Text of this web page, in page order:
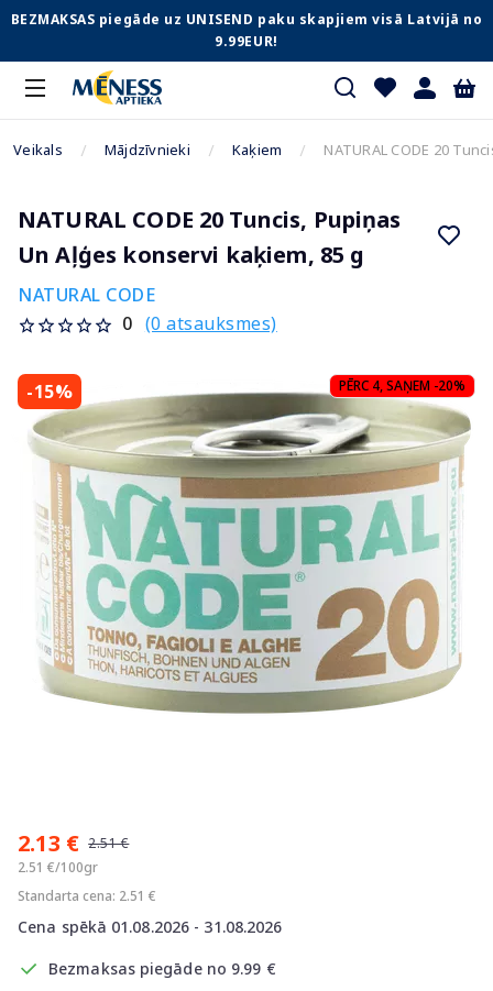
BEZMAKSAS piegāde uz UNISEND paku skapjiem visā Latvijā no
9.99EUR!
Veikals Mājdzīvnieki Kaķiem NATURAL CODE 20
NATURAL CODE 20 Tuncis, Pupiņas
Un Aļģes konservi kaķiem, 85 g
NATURAL CODE
0 (0 atsauksmes)
-15% PĒRC 4, SAŅEM -20%
2.13 € 2.51 €
2.51 €/100gr
Standarta cena: 2.51 €
Cena spēkā 01.08.2026 - 31.08.2026
Bezmaksas piegāde no 9.99 €